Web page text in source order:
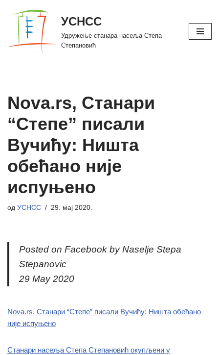
Скочи
садржај
УСНСС
Удружење станара насеља Степа
Степановић
Nova.rs, Станари
“Степе” писали
Вучићу: Ништа
обећано није
испуњено
од УСНСС 29. мај 2020.
Posted on Facebook by Naselje Stepa
Stepanovic
29 May 2020
Nova.rs, Станари “Степе” писали Вучићу: Ништа обећано
није испуњено
Станари насеља Степа Степановић окупљени у